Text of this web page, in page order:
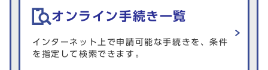
オンライン手続き一覧
インターネット上で申請可能な手続きを、条件
を指定して検索できます。